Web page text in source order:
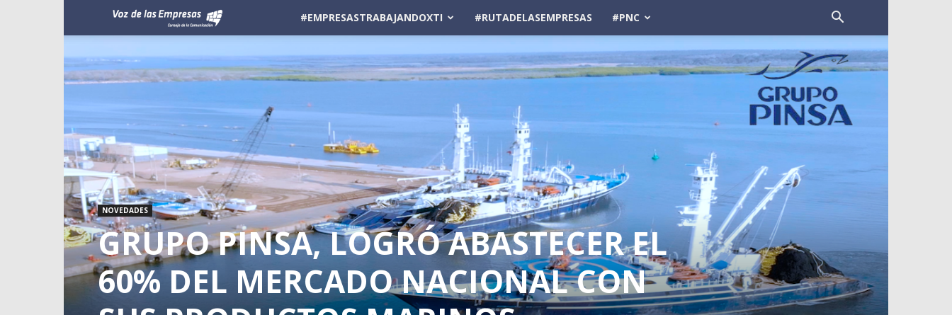
Empresas
#EMPRESASTRABAJANDOXTI #RUTADELASEMPRESAS #PNC
NOVEDADES
GRUPO PINSA, LOGRÓ ABASTECER EL
60% DEL MERCADO NACIONAL CON